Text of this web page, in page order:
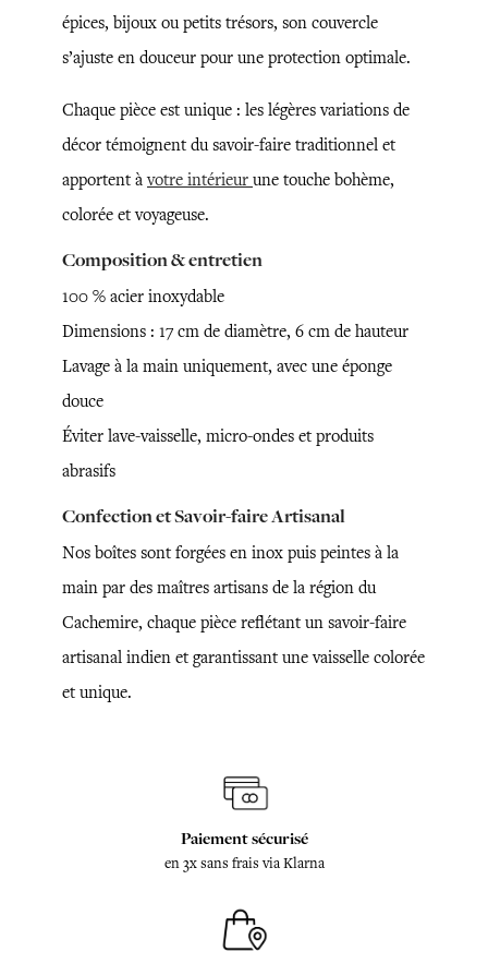
épices, bijoux ou petits trésors, son couvercle
s’ajuste en douceur pour une protection optimale.
Chaque pièce est unique : les légères variations de
décor témoignent du savoir-faire traditionnel et
apportent àvotre intérieur une touche bohème,
colorée et voyageuse.
Composition & entretien
100 % acier inoxydable
Dimensions : 17 cm de diamètre, 6 cm de hauteur
Lavage à la main uniquement, avec une éponge
douce
Éviter lave-vaisselle, micro-ondes et produits
abrasifs
Confection et Savoir-faire Artisanal
Nos boîtes sont forgées en inox puis peintes à la
main par des maîtres artisans de la région du
Cachemire, chaque pièce reflétant un savoir-faire
artisanal indien et garantissant une vaisselle colorée
et unique.
Paiement sécurisé
en 3x sans frais via Klarna